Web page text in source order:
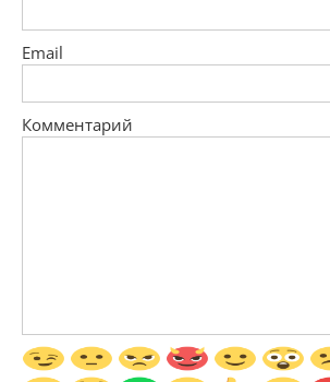
Email
Комментарий